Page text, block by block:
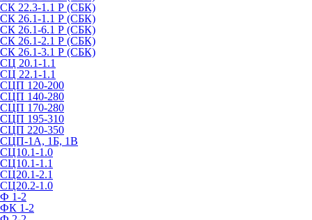
СК 22.3-1.1 Р (СБК)
СК 26.1-1.1 Р (СБК)
СК 26.1-6.1 Р (СБК)
СК 26.1-2.1 Р (СБК)
СК 26.1-3.1 Р (СБК)
СЦ 20.1-1.1
СЦ 22.1-1.1
СЦП 120-200
СЦП 140-280
СЦП 170-280
СЦП 195-310
СЦП 220-350
СЦП-1А, 1Б, 1В
СЦ10.1-1.0
СЦ10.1-1.1
СЦ20.1-2.1
СЦ20.2-1.0
Ф 1-2
ФК 1-2